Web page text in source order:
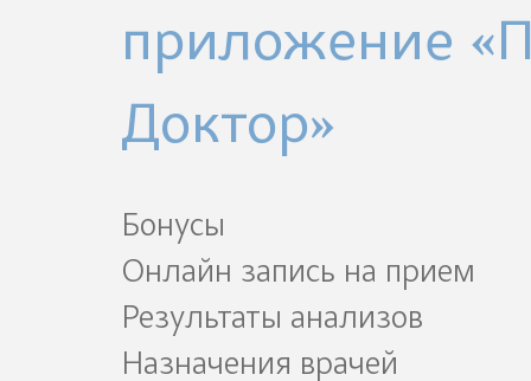
приложение
Доктор»
Бонусы
Онлайн запись на прием
Результаты анализов
Назначения врачей